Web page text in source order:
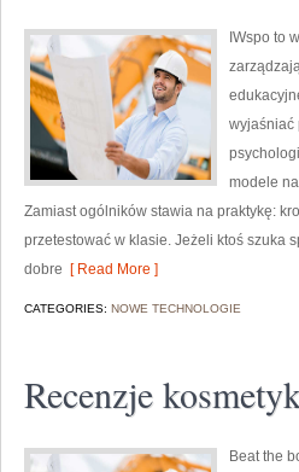
IWspo to
wyjaśniać
modele
Zamiast ogólników stawia na praktykę:
przetestować w klasie. Jeżeli ktoś szuka
dobre [ Read More ]
CATEGORIES: NOWE TECHNOLOGIE
Recenzje
Beat the